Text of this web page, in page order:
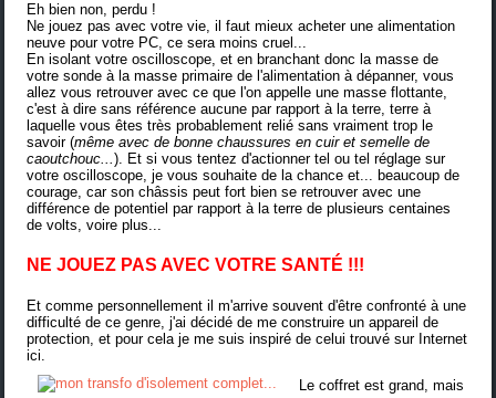
Eh bien non, perdu !
Ne jouez pas avec votre vie, il faut mieux acheter une alimentation
neuve pour votre PC, ce sera moins cruel...
En isolant votre oscilloscope, et en branchant donc la masse de
votre sonde à la masse primaire de l'alimentation à dépanner, vous
allez vous retrouver avec ce que l'on appelle une masse flottante,
c'est à dire sans référence aucune par rapport à la terre, terre à
laquelle vous êtes très probablement relié sans vraiment trop le
savoir (même avec de bonne chaussures en cuir et semelle de
caoutchouc...). Et si vous tentez d'actionner tel ou tel réglage sur
votre oscilloscope, je vous souhaite de la chance et... beaucoup de
courage, car son châssis peut fort bien se retrouver avec une
différence de potentiel par rapport à la terre de plusieurs centaines
de volts, voire plus...
NE JOUEZ PAS AVEC VOTRE SANTÉ !!!
Et comme personnellement il m'arrive souvent d'être confronté à une
difficulté de ce genre, j'ai décidé de me construire un appareil de
protection, et pour cela je me suis inspiré de celui trouvé sur Internet
ici.
Le coffret est grand, mais